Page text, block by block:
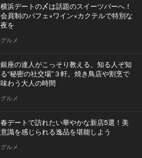
横浜デートの〆は話題のスイーツバーへ！
会員制のパフェ×ワイン×カクテルで特別な
夜を
グルメ
銀座の達人がこっそり教える、知る人ぞ知
る“秘密の社交場”３軒。焼き鳥店や割烹で
味わう大人の時間
グルメ
春デートで訪れたい華やかな新店5選！美
意識を感じられる逸品を堪能しよう
グルメ